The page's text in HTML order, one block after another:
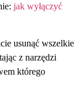
jak wyłączyć
usunąć wszelkie
z narzędzi
którego